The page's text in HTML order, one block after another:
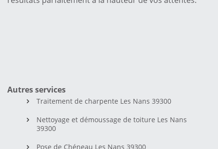
Autres services
Traitement de charpente Les Nans 39300
Nettoyage et démoussage de toiture Les Nans
39300
Pose de Chéneau Les Nans 39300